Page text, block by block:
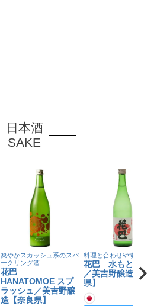
日本酒
SAKE
爽やかスカッシュ系のスパ
ークリング酒
花巴
HANATOMOE スプ
ラッシュ／美吉野醸
造【奈良県】
料理と合わせやすい
花巴 水もと 生
／美吉野醸造【奈
県】